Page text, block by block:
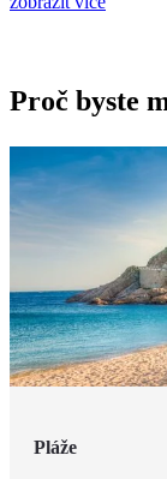
Proč byste
Pláže